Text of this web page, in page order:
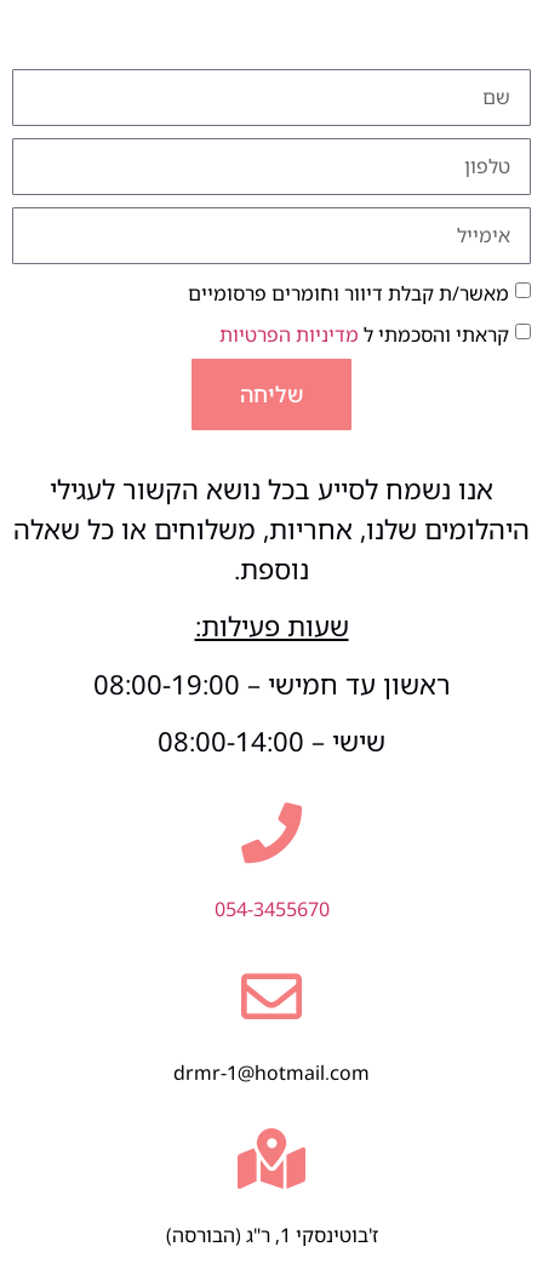
מאשר/ת קבלת דיוור וחומרים פרסומיים
קראתי והסכמתי ל מדיניות הפרטיות
שליחה
אנו נשמח לסייע בכל נושא הקשור לעגילי
היהלומים שלנו, אחריות, משלוחים או כל שאלה
נוספת.
שעות פעילות:
ראשון עד חמישי – 08:00-19:00
שישי – 08:00-14:00
054-3455670
drmr-1@hotmail.com
ז'בוטינסקי 1, ר"ג (הבורסה)